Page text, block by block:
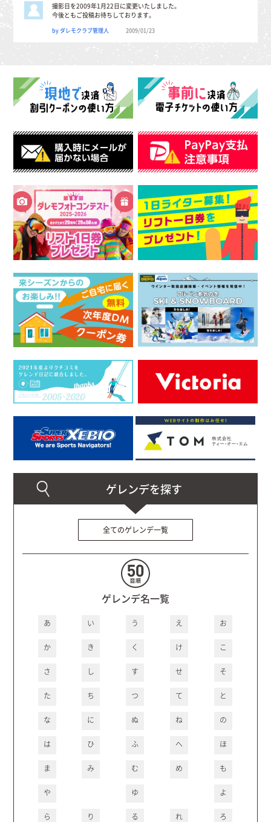
撮影日を2009年1月22日に変更いたしました。
今後ともご投稿お待ちしております。
by ダレモクラブ管理人 2009/01/23
全てのゲレンデ一覧
ゲレンデ名一覧
あ い う え お
か き く け こ
さ し す せ そ
た ち つ て と
な に ぬ ね の
は ひ ふ へ ほ
ま み む め も
や ゆ よ
ら り る れ ろ